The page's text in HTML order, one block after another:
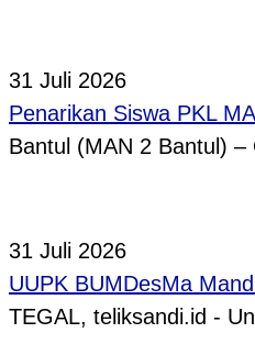
31 Juli 2026
Penarikan Siswa PKL
Bantul (MAN 2 Bantul)
31 Juli 2026
UUPK BUMDesMa
TEGAL, teliksandi.id -